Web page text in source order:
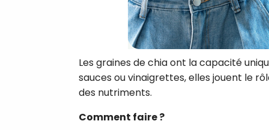
Les graines de chia ont la capacité
sauces ou vinaigrettes, elles jouent le
des nutriments.
Comment faire ?